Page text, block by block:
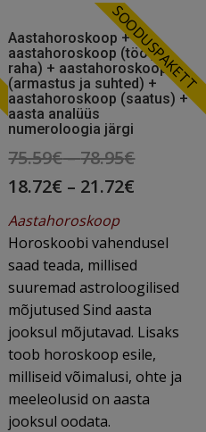
Aastahoroskoop +
aastahoroskoop (töö ja
raha) + aastahoroskoop
(armastus ja suhted) +
aastahoroskoop (saatus) +
aasta analüüs
numeroloogia järgi
75.59€–78.95€Original
75.59€
–
78.95€.
18.72€ – 21.72€
is:
18.72€
–
21.72€.
Aastahoroskoop
Horoskoobi vahendusel
saad teada, millised
suuremad astroloogilised
mõjutused Sind aasta
jooksul mõjutavad. Lisaks
toob horoskoop esile,
milliseid võimalusi, ohte ja
meeleolusid on aasta
jooksul oodata.
SOODUSPAKETT